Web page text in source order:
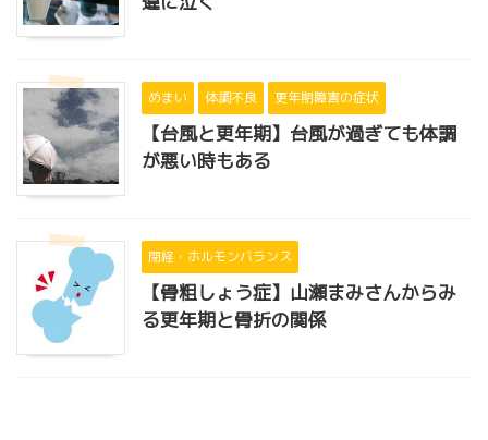
めまい 体調不良 更年期障害の症状
【台風と更年期】台風が過ぎても体調
が悪い時もある
閉経・ホルモンバランス
【骨粗しょう症】山瀬まみさんからみ
る更年期と骨折の関係